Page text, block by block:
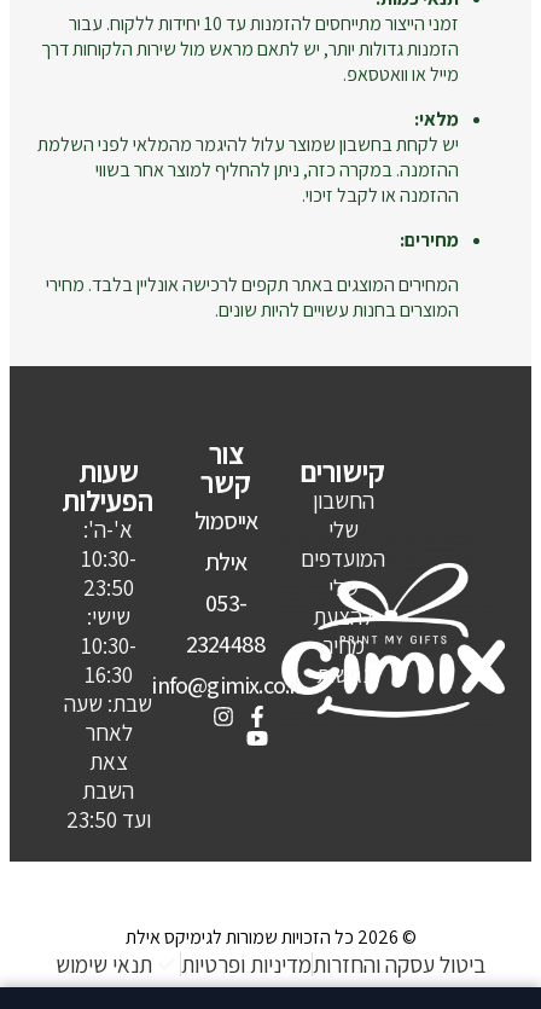
זמני הייצור מתייחסים להזמנות עד 10 יחידות ללקוח. עבור
הזמנות גדולות יותר, יש לתאם מראש מול שירות הלקוחות דרך
מייל או וואטסאפ.
מלאי:
יש לקחת בחשבון שמוצר עלול להיגמר מהמלאי לפני השלמת
ההזמנה. במקרה כזה, ניתן להחליף למוצר אחר בשווי
ההזמנה או לקבל זיכוי.
מחירים:
המחירים המוצגים באתר תקפים לרכישה אונליין בלבד. מחירי
המוצרים בחנות עשויים להיות שונים.
קישורים
החשבון
שלי
המועדפים
שלי
להצעת
מחיר
נגישות
צור
קשר
אייסמול
אילת
053-
2324488
info@gimix.co.il
שעות
הפעילות
א'-ה':
10:30-
23:50
שישי:
10:30-
16:30
שבת: שעה
לאחר
צאת
השבת
ועד 23:50
© 2026 כל הזכויות שמורות לגימיקס אילת
ביטול עסקה והחזרותמדיניות ופרטיות תנאי שימוש